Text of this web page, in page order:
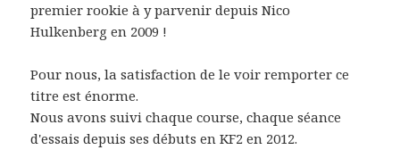
premier rookie à y parvenir depuis Nico
Hulkenberg en 2009 !
Pour nous, la satisfaction de le voir remporter ce
titre est énorme.
Nous avons suivi chaque course, chaque séance
d'essais depuis ses débuts en KF2 en 2012.